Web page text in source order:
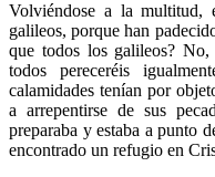
Volviéndose a la multitud,
galileos, porque han
que todos los galileos?
todos pereceréis
calamidades tenían por
a arrepentirse de sus
preparaba y estaba a punto
encontrado un refugio en